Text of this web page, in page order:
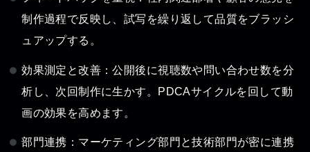
制作過程で反映し、試写を繰り返して品質をブラッシ
ュアップする。
効果測定と改善：公開後に視聴数や問い合わせ数を分
析し、次回制作に生かす。PDCAサイクルを回して動
画の効果を高めます。
部門連携：マーケティング部門と技術部門が密に連携